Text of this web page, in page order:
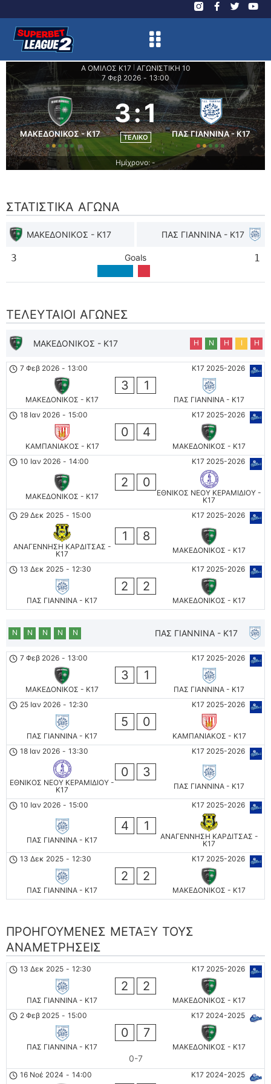
Α ΟΜΙΛΟΣ Κ17
ΑΓΩΝΙΣΤΙΚΗ 10
7 Φεβ 2026 - 13:00
ΜΑΚΕΔΟΝΙΚΟΣ - K17
3:1
ΤΕΛΙΚΌ ΠΑΣ ΓΙΑΝΝΙΝΑ - K17
Ημίχρονο: -
ΣΤΑΤΙΣΤΙΚΆ ΑΓΏΝΑ
ΜΑΚΕΔΟΝΙΚΟΣ - K17 ΠΑΣ ΓΙΑΝΝΙΝΑ - K17
3 Goals 1
ΤΕΛΕΥΤΑΊΟΙ ΑΓΏΝΕΣ
ΜΑΚΕΔΟΝΙΚΟΣ - K17 Η Ν Η Ι Η
K17 2025-2026
7 Φεβ 2026 - 13:00
ΜΑΚΕΔΟΝΙΚΟΣ - K17
3 1
ΠΑΣ ΓΙΑΝΝΙΝΑ - K17
K17 2025-2026
18 Ιαν 2026 - 15:00
ΚΑΜΠΑΝΙΑΚΟΣ - K17
0 4
ΜΑΚΕΔΟΝΙΚΟΣ - K17
K17 2025-2026
10 Ιαν 2026 - 14:00
ΜΑΚΕΔΟΝΙΚΟΣ - K17
2 0
ΕΘΝΙΚΟΣ ΝΕΟΥ ΚΕΡΑΜΙΔΙΟΥ -
K17
K17 2025-2026
29 Δεκ 2025 - 15:00
ΑΝΑΓΕΝΝΗΣΗ ΚΑΡΔΙΤΣΑΣ -
Κ17
1 8
ΜΑΚΕΔΟΝΙΚΟΣ - K17
K17 2025-2026
13 Δεκ 2025 - 12:30
ΠΑΣ ΓΙΑΝΝΙΝΑ - K17
2 2
ΜΑΚΕΔΟΝΙΚΟΣ - K17
ΠΑΣ ΓΙΑΝΝΙΝΑ - K17
Ν Ν Ν Ν Ν
K17 2025-2026
7 Φεβ 2026 - 13:00
ΜΑΚΕΔΟΝΙΚΟΣ - K17
3 1
ΠΑΣ ΓΙΑΝΝΙΝΑ - K17
K17 2025-2026
25 Ιαν 2026 - 12:30
ΠΑΣ ΓΙΑΝΝΙΝΑ - K17
5 0
ΚΑΜΠΑΝΙΑΚΟΣ - K17
K17 2025-2026
18 Ιαν 2026 - 13:30
ΕΘΝΙΚΟΣ ΝΕΟΥ ΚΕΡΑΜΙΔΙΟΥ -
K17
0 3
ΠΑΣ ΓΙΑΝΝΙΝΑ - K17
K17 2025-2026
10 Ιαν 2026 - 15:00
ΠΑΣ ΓΙΑΝΝΙΝΑ - K17
4 1
ΑΝΑΓΕΝΝΗΣΗ ΚΑΡΔΙΤΣΑΣ -
Κ17
K17 2025-2026
13 Δεκ 2025 - 12:30
ΠΑΣ ΓΙΑΝΝΙΝΑ - K17
2 2
ΜΑΚΕΔΟΝΙΚΟΣ - K17
ΠΡΟΗΓΟΎΜΕΝΕΣ ΜΕΤΑΞΎ ΤΟΥΣ
ΑΝΑΜΕΤΡΉΣΕΙΣ
K17 2025-2026
13 Δεκ 2025 - 12:30
ΠΑΣ ΓΙΑΝΝΙΝΑ - K17
2 2
ΜΑΚΕΔΟΝΙΚΟΣ - K17
K17 2024-2025
2 Φεβ 2025 - 15:00
ΠΑΣ ΓΙΑΝΝΙΝΑ - K17
0 7
ΜΑΚΕΔΟΝΙΚΟΣ - K17
0-7
K17 2024-2025
16 Νοέ 2024 - 14:00